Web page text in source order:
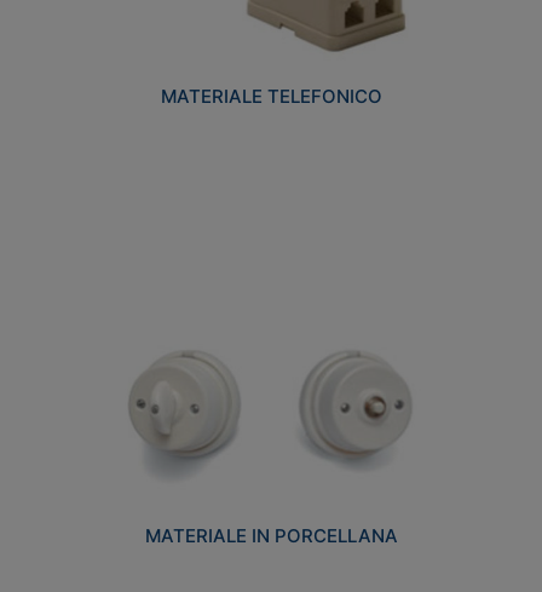
MATERIALE TELEFONICO
MATERIALE IN PORCELLANA